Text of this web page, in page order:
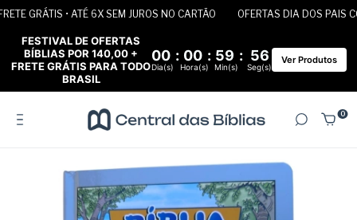
GRÁTIS • ATÉ 6X SEM JUROS NO CARTÃO OFERTAS DIA DOS PAIS
FESTIVAL DE OFERTAS
BÍBLIAS POR 140,00 +
FRETE GRÁTIS PARA TODO
BRASIL
00 : 00 : 59 : 55
Dia(s) Hora(s) Min(s) Seg(s)
Ver Produtos
0